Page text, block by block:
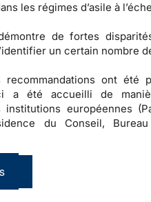
les régimes d’asile à
de fortes
un certain nombre
ont été
a été accueilli de
institutions européennes
du Conseil,